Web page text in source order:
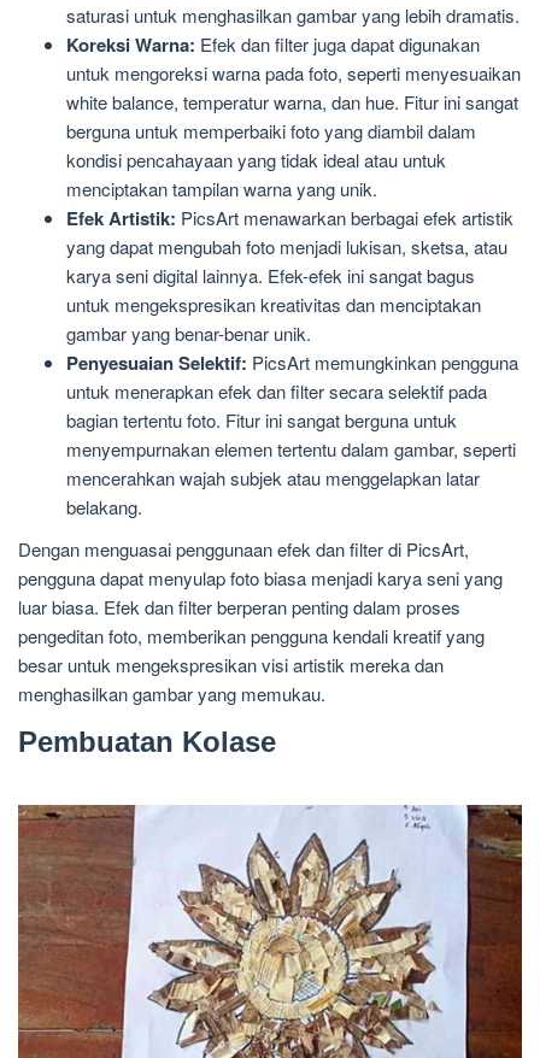
saturasi untuk menghasilkan gambar yang lebih dramatis.
Koreksi Warna: Efek dan filter juga dapat digunakan
untuk mengoreksi warna pada foto, seperti menyesuaikan
white balance, temperatur warna, dan hue. Fitur ini sangat
berguna untuk memperbaiki foto yang diambil dalam
kondisi pencahayaan yang tidak ideal atau untuk
menciptakan tampilan warna yang unik.
Efek Artistik: PicsArt menawarkan berbagai efek artistik
yang dapat mengubah foto menjadi lukisan, sketsa, atau
karya seni digital lainnya. Efek-efek ini sangat bagus
untuk mengekspresikan kreativitas dan menciptakan
gambar yang benar-benar unik.
Penyesuaian Selektif: PicsArt memungkinkan pengguna
untuk menerapkan efek dan filter secara selektif pada
bagian tertentu foto. Fitur ini sangat berguna untuk
menyempurnakan elemen tertentu dalam gambar, seperti
mencerahkan wajah subjek atau menggelapkan latar
belakang.
Dengan menguasai penggunaan efek dan filter di PicsArt,
pengguna dapat menyulap foto biasa menjadi karya seni yang
luar biasa. Efek dan filter berperan penting dalam proses
pengeditan foto, memberikan pengguna kendali kreatif yang
besar untuk mengekspresikan visi artistik mereka dan
menghasilkan gambar yang memukau.
Pembuatan Kolase